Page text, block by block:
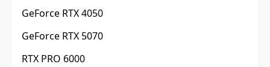
GeForce RTX 4050
GeForce RTX 5070
RTX PRO 6000